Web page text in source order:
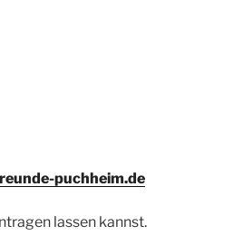
puchheim.de
lassen kannst.